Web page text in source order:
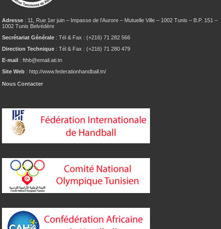
Adresse : 11, Rue 1er juin – Impasse de l’Aurore – Mutuelle Ville – 1002 Tunis – B.P. 151 –
1002 Tunis Belvédère
Secrétariat Générale : Tél & Fax : (+216) 71 282 566
Direction Technique : Tél & Fax : (+216) 71 280 479
E-mail : fthb@email.ati.tn
Site Web : http://www.federationhandball.tn/
Nous Contacter